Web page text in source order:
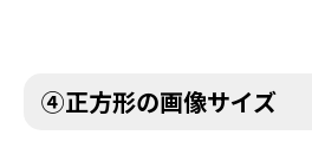
④正方形の画像サイズ